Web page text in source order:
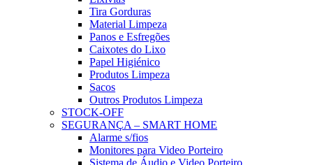
Tira Gorduras
Material Limpeza
Panos e Esfregões
Caixotes do Lixo
Papel Higiénico
Produtos Limpeza
Sacos
Outros Produtos Limpeza
STOCK-OFF
SEGURANÇA – SMART HOME
Alarme s/fios
Monitores para Video Porteiro
Sistema de Áudio e Video Porteiro